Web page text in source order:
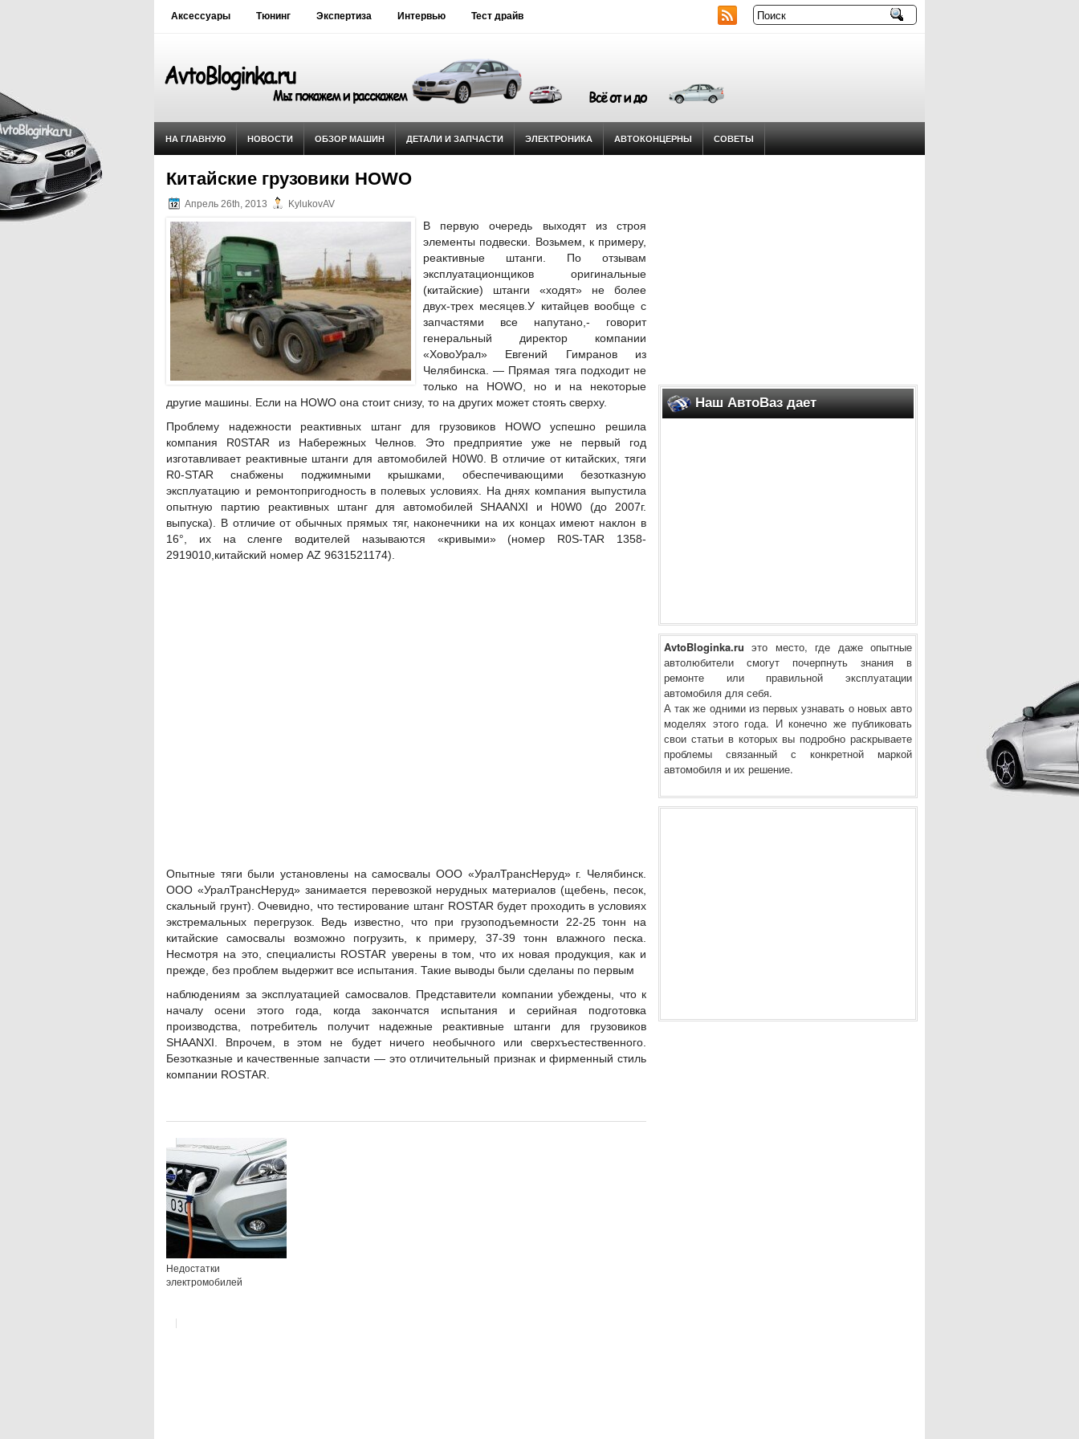
Аксессуары Тюнинг Экспертиза Интервью Тест драйв
НА ГЛАВНУЮ НОВОСТИ ОБЗОР МАШИН ДЕТАЛИ И ЗАПЧАСТИ ЭЛЕКТРОНИКА АВТОКОНЦЕРНЫ СОВЕТЫ
Китайские грузовики HOWO
Апрель 26th, 2013 KylukovAV
В первую очередь выходят из строя
элементы подвески. Возьмем, к примеру,
реактивные штанги. По отзывам
эксплуатационщиков оригинальные
(китайские) штанги «ходят» не более
двух-трех месяцев.У китайцев вообще с
запчастями все напутано,- говорит
генеральный директор компании
«ХовоУрал» Евгений Гимранов из
Челябинска. — Прямая тяга подходит не
только на HOWO, но и на некоторые
другие машины. Если на HOWO она стоит снизу, то на других может стоять сверху.
Проблему надежности реактивных штанг для грузовиков HOWO успешно решила
компания R0STAR из Набережных Челнов. Это предприятие уже не первый год
изготавливает реактивные штанги для автомобилей H0W0. В отличие от китайских, тяги
R0-STAR снабжены поджимными крышками, обеспечивающими безотказную
эксплуатацию и ремонтопригодность в полевых условиях. На днях компания выпустила
опытную партию реактивных штанг для автомобилей SHAANXI и H0W0 (до 2007г.
выпуска). В отличие от обычных прямых тяг, наконечники на их концах имеют наклон в
16°, их на сленге водителей называются «кривыми» (номер R0S-TAR 1358-
2919010,китайский номер AZ 9631521174).
Опытные тяги были установлены на самосвалы ООО «УралТрансНеруд» г. Челябинск.
ООО «УралТрансНеруд» занимается перевозкой нерудных материалов (щебень, песок,
скальный грунт). Очевидно, что тестирование штанг ROSTAR будет проходить в условиях
экстремальных перегрузок. Ведь известно, что при грузоподъемности 22-25 тонн на
китайские самосвалы возможно погрузить, к примеру, 37-39 тонн влажного песка.
Несмотря на это, специалисты ROSTAR уверены в том, что их новая продукция, как и
прежде, без проблем выдержит все испытания. Такие выводы были сделаны по первым
наблюдениям за эксплуатацией самосвалов. Представители компании убеждены, что к
началу осени этого года, когда закончатся испытания и серийная подготовка
производства, потребитель получит надежные реактивные штанги для грузовиков
SHAANXI. Впрочем, в этом не будет ничего необычного или сверхъестественного.
Безотказные и качественные запчасти — это отличительный признак и фирменный стиль
компании ROSTAR.
Недостатки
электромобилей
Наш АвтоВаз дает
AvtoBloginka.ru это место, где даже опытные
автолюбители смогут почерпнуть знания в
ремонте или правильной эксплуатации
автомобиля для себя.
А так же одними из первых узнавать о новых авто
моделях этого года. И конечно же публиковать
свои статьи в которых вы подробно раскрываете
проблемы связанный с конкретной маркой
автомобиля и их решение.